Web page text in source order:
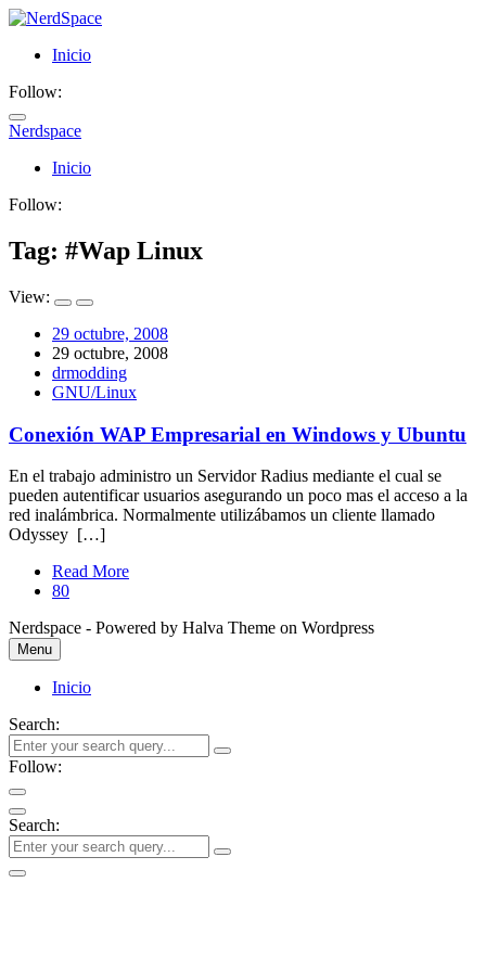
Inicio
Follow:
Nerdspace
NerdSpace
Inicio
Follow:
Tag: #Wap Linux
View:
29 octubre, 2008
29 octubre, 2008
drmodding
GNU/Linux
Conexión WAP Empresarial en Windows y Ubuntu
En el trabajo administro un Servidor Radius mediante el cual se
pueden autentificar usuarios asegurando un poco mas el acceso a la
red inalámbrica. Normalmente utilizábamos un cliente llamado
Odyssey […]
Read More
80
Nerdspace - Powered by Halva Theme on Wordpress
Menu
Inicio
Search:
Follow:
Search: